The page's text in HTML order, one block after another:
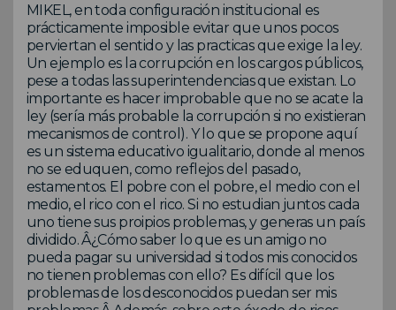
MIKEL, en toda configuración institucional es
prácticamente imposible evitar que unos pocos
perviertan el sentido y las practicas que exige la ley.
Un ejemplo es la corrupción en los cargos públicos,
pese a todas las superintendencias que existan. Lo
importante es hacer improbable que no se acate la
ley (sería más probable la corrupción si no existieran
mecanismos de control). Y lo que se propone aquí
es un sistema educativo igualitario, donde al menos
no se eduquen, como reflejos del pasado,
estamentos. El pobre con el pobre, el medio con el
medio, el rico con el rico. Si no estudian juntos cada
uno tiene sus proipios problemas, y generas un país
dividido. Â¿Cómo saber lo que es un amigo no
pueda pagar su universidad si todos mis conocidos
no tienen problemas con ello? Es difícil que los
problemas de los desconocidos puedan ser mis